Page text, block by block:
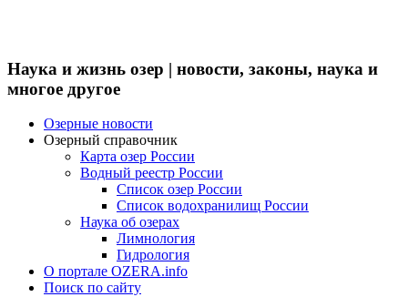
Наука и жизнь озер | новости, законы, наука и
многое другое
Озерные новости
Озерный справочник
Карта озер России
Водный реестр России
Список озер России
Список водохранилищ России
Наука об озерах
Лимнология
Гидрология
О портале OZERA.info
Поиск по сайту